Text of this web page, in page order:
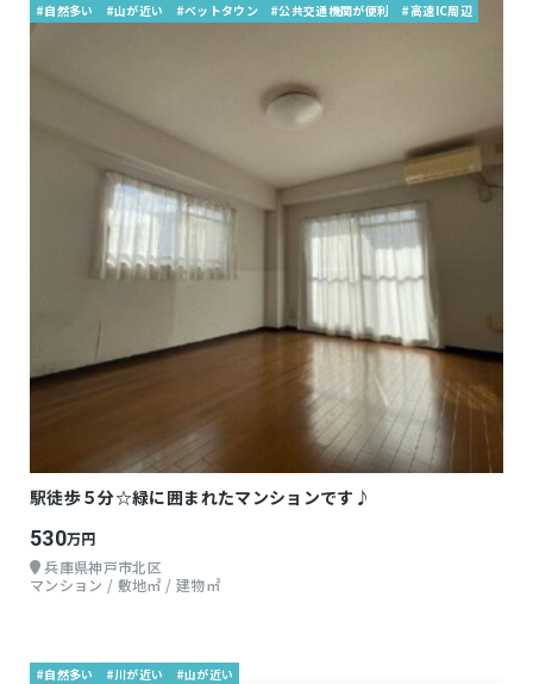
#自然多い #山が近い #ベットタウン #公共交通機関が便利 #高速IC周辺
駅徒歩５分☆緑に囲まれたマンションです♪
530万円
兵庫県神戸市北区
マンション / 敷地㎡ / 建物㎡
#自然多い #川が近い #山が近い